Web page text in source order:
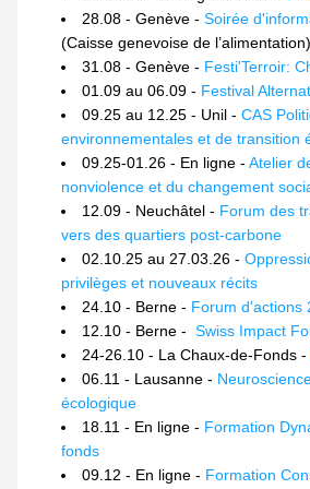
28.08 - Genève - Soirée
(Caisse genevoise de l’alimentation)
31.08 - Genève -
01.09 au 06.09 - Festival
09.25 au 12.25 - Unil - CAS
environnementales et de transition
09.25-01.26 - En ligne - Atelier
nonviolence et du changement
12.09 - Neuchâtel - Forum des
vers des quartiers post-carbone
02.10.25 au 27.03.26 -
privilèges et nouveaux récits
24.10 - Berne - Forum d'actions
12.10 - Berne - Swiss Impact
24-26.10 - La Chaux-de-Fonds -
06.11 - Lausanne -
écologique
18.11 - En ligne - Formation
fonds
09.12 - En ligne - Formation